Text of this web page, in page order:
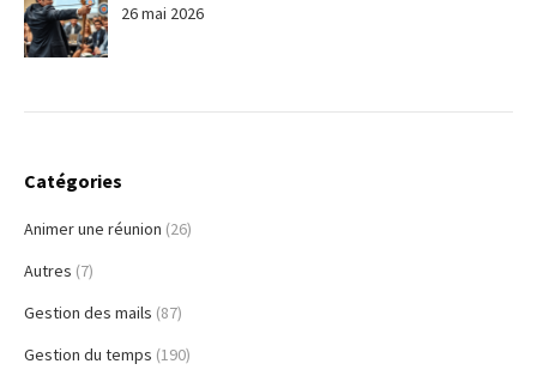
26 mai 2026
Catégories
Animer une réunion (26)
Autres (7)
Gestion des mails (87)
Gestion du temps (190)